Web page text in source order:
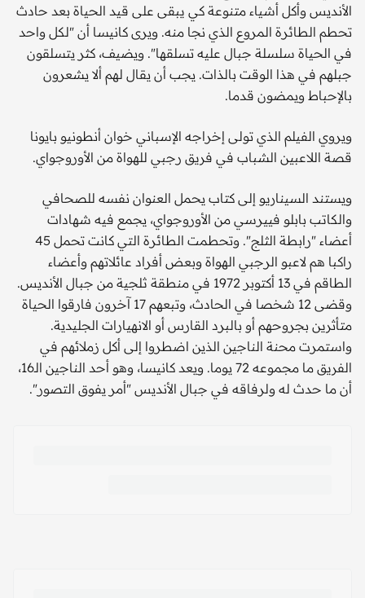
الأنديس وأكل أشياء متنوعة كي يبقى على قيد الحياة بعد حادث
تحطم الطائرة المروع الذي نجا منه. ويرى كانيسا أن "لكل واحد
في الحياة سلسلة جبال عليه تسلقها". ويضيف، كثر يتسلقون
جبلهم في هذا الوقت بالذات. يجب أن يقال لهم ألا يشعرون
بالإحباط ويمضون قدما.
ويروي الفيلم الذي تولى إخراجه الإسباني خوان أنطونيو بايونا
قصة اللاعبين الشباب في فريق رجبي للهواة من الأوروجواي.
ويستند السيناريو إلى كتاب يحمل العنوان نفسه للصحافي
والكاتب بابلو فييرسي من الأوروجواي، يجمع فيه شهادات
أعضاء "رابطة الثلج". وتحطمت الطائرة التي كانت تحمل 45
راكبا هم لاعبو الرجبي الهواة وبعض أفراد عائلاتهم وأعضاء
الطاقم في 13 أكتوبر 1972 في منطقة ثلجية من جبال الأنديس.
وقضى 12 شخصا في الحادث، وتبعهم 17 آخرون فارقوا الحياة
متأثرين بجروحهم أو بالبرد القارس أو الانهيارات الجليدية.
واستمرت محنة الناجين الذين اضطروا إلى أكل زملائهم في
الفريق ما مجموعه 72 يوما. ويعد كانيسا، وهو أحد الناجين الـ16،
أن ما حدث له ولرفاقه في جبال الأنديس "أمر يفوق التصور".